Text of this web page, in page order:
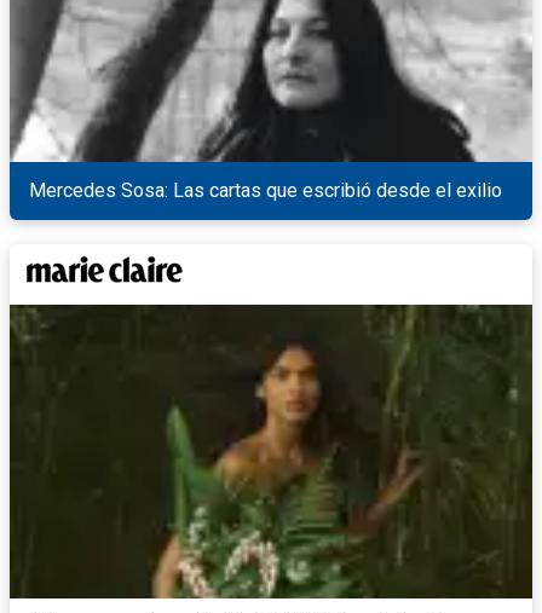
Mercedes Sosa: Las cartas que escribió desde el exilio